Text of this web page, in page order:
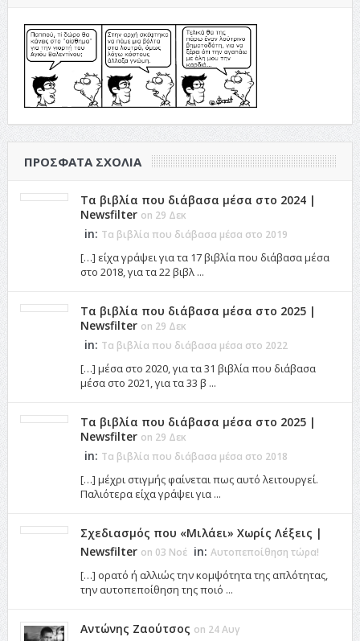
ΠΡΌΣΦΑΤΑ ΣΧΌΛΙΑ
Τα βιβλία που διάβασα μέσα στο 2024 |
Newsfilter on 29 Δεκ
in: Τα βιβλία που διάβασα μέσα στο 2019
[…] είχα γράψει για τα 17 βιβλία που διάβασα μέσα
στο 2018, για τα 22 βιβλ ...
Τα βιβλία που διάβασα μέσα στο 2025 |
Newsfilter on 29 Δεκ
in: Τα βιβλία που διάβασα μέσα στο 2022
[…] μέσα στο 2020, για τα 31 βιβλία που διάβασα
μέσα στο 2021, για τα 33 β ...
Τα βιβλία που διάβασα μέσα στο 2025 |
Newsfilter on 29 Δεκ
in: Τα βιβλία που διάβασα μέσα στο 2018
[…] μέχρι στιγμής φαίνεται πως αυτό λειτουργεί.
Παλιότερα είχα γράψει για ...
Σχεδιασμός που «Μιλάει» Χωρίς Λέξεις |
Newsfilter on 03 Νοέ in: Αυτοπεποίθηση τώρα!
[…] ορατό ή αλλιώς την κομψότητα της απλότητας,
την αυτοπεποίθηση της ποιό ...
Αντώνης Ζαούτσος on 24 Αυγ